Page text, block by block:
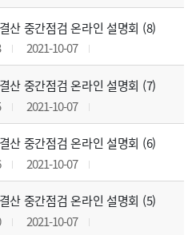
산 중간점검 온라인 설명회 (8)
2021-10-07
산 중간점검 온라인 설명회 (7)
2021-10-07
산 중간점검 온라인 설명회 (6)
2021-10-07
산 중간점검 온라인 설명회 (5)
2021-10-07